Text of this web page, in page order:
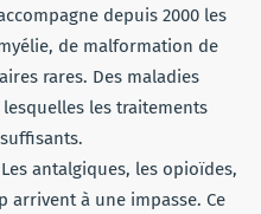
depuis 2000 les
de malformation de
rares. Des maladies
les traitements
antalgiques, les opioïdes,
arrivent à une impasse. Ce